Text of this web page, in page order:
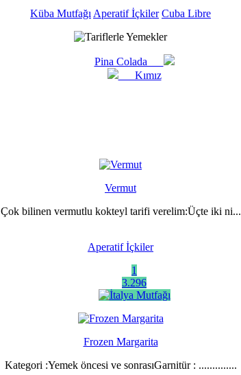
Küba MutfağıAperatif İçkiler Cuba Libre
Pina Colada
Kımız
Vermut
Çok bilinen vermutlu kokteyl tarifi verelim:Üçte iki ni...
Aperatif İçkiler
1
3.296
Frozen Margarita
Kategori :Yemek öncesi ve sonrasıGarnitür : ..............